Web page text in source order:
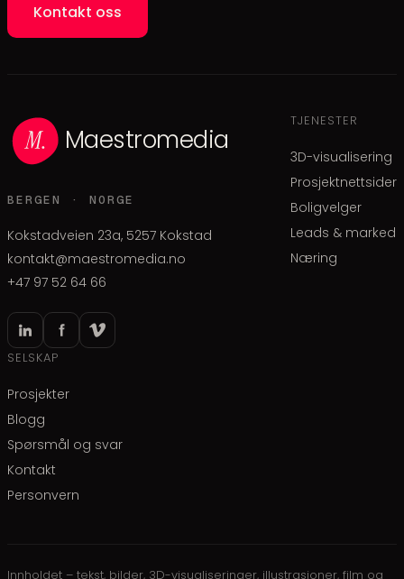
Kontakt oss
Maestromedia
BERGEN · NORGE
Kokstadveien 23a, 5257 Kokstad
kontakt@maestromedia.no
+47 97 52 64 66
TJENESTER
3D-visualisering
Prosjektnettsider
Boligvelger
Leads & marked
Næring
SELSKAP
Prosjekter
Blogg
Spørsmål og svar
Kontakt
Personvern
Innholdet – tekst, bilder, 3D-visualiseringer, illustrasjoner, film og